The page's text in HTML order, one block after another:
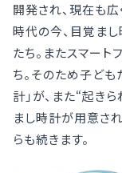
開発され、現在も広
時代の今、目覚ま
たち。またスマー
ち。そのため子ど
計」が、また“起き
まし時計が用意さ
らも続きます。